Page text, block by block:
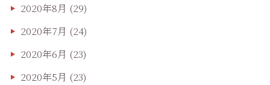
2020年8月 (29)
2020年7月 (24)
2020年6月 (23)
2020年5月 (23)